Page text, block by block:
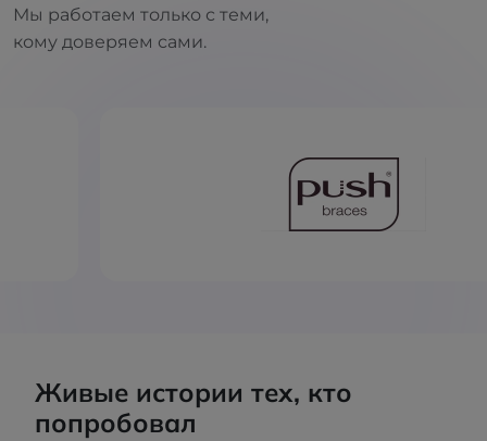
Мы работаем только с теми,
кому доверяем сами.
Живые истории тех, кто
попробовал